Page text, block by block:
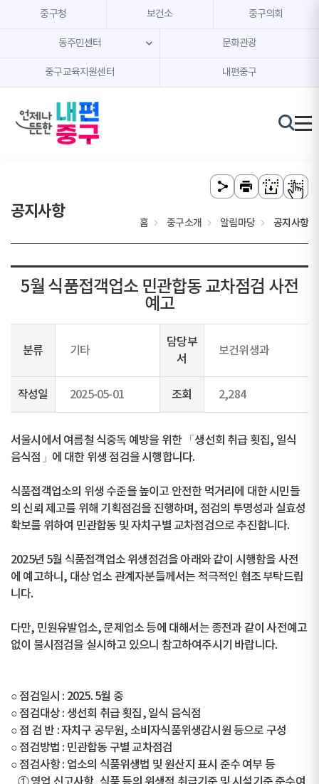
본문 내용 바로가기
주메뉴 바로가기
중구청 보건소 중구의회
동주민센터 문화관광
중구교육지원센터 내편중구
공지사항
홈 중구소개 알림마당 공지사항
5월 식품접객업소 민관합동 교차점검 사전
예고
분류 기타
담당부
서
보건위생과
작성일 2025-05-01 조회 2,284
서울시에서 여름철 식중독 예방을 위한 「생선회 취급 횟집, 일식
음식점」에 대한 위생 점검을 시행합니다.
식품접객업소의 위생 수준을 높이고 안전한 먹거리에 대한 시민들
의 신뢰 제고를 위해 기획점검을 진행하며, 점검의 투명성과 실효성
확보를 위하여 민관합동 및 자치구별 교차점검으로 추진합니다.
2025년 5월 식품접객업소 위생점검을 아래와 같이 시행함을 사전
에 예고하니, 대상 업소 관계자분들께서는 적극적인 협조 부탁드립
니다.
다만, 민원유발업소, 문제업소 등에 대해서는 종전과 같이 사전예고
없이 불시점검을 실시하고 있으니 참고하여주시기 바랍니다.
○ 점검일시 : 2025. 5월 중
○ 점검대상 : 생선회 취급 횟집, 일식 음식점
○ 점 검 반 : 자치구 공무원, 소비자식품위생감시원 등으로 구성
○ 점검방법 : 민관합동 구별 교차점검
○ 점검사항 : 업소의 식품위생법 및 원산지 표시 준수 여부 등